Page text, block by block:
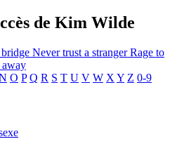
de Kim Wilde
Never trust a strangerRage to
O P Q R S T U V W X Y Z 0-9